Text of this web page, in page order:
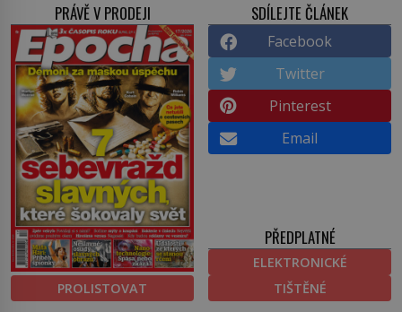
PRÁVĚ V PRODEJI
PROLISTOVAT
SDÍLEJTE ČLÁNEK
Facebook
Twitter
Pinterest
Email
PŘEDPLATNÉ
ELEKTRONICKÉ
TIŠTĚNÉ